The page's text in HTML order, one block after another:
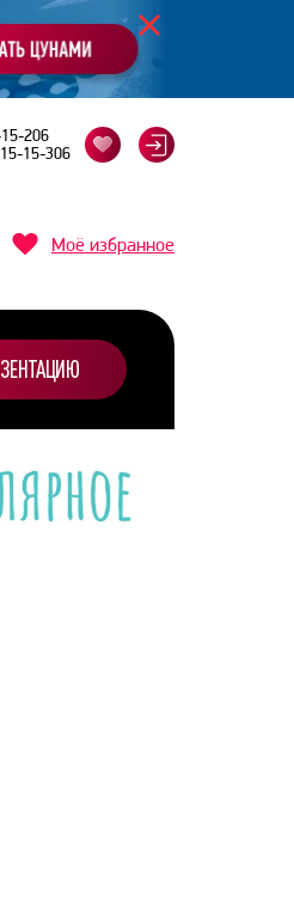
206
15-306
Моё избранное